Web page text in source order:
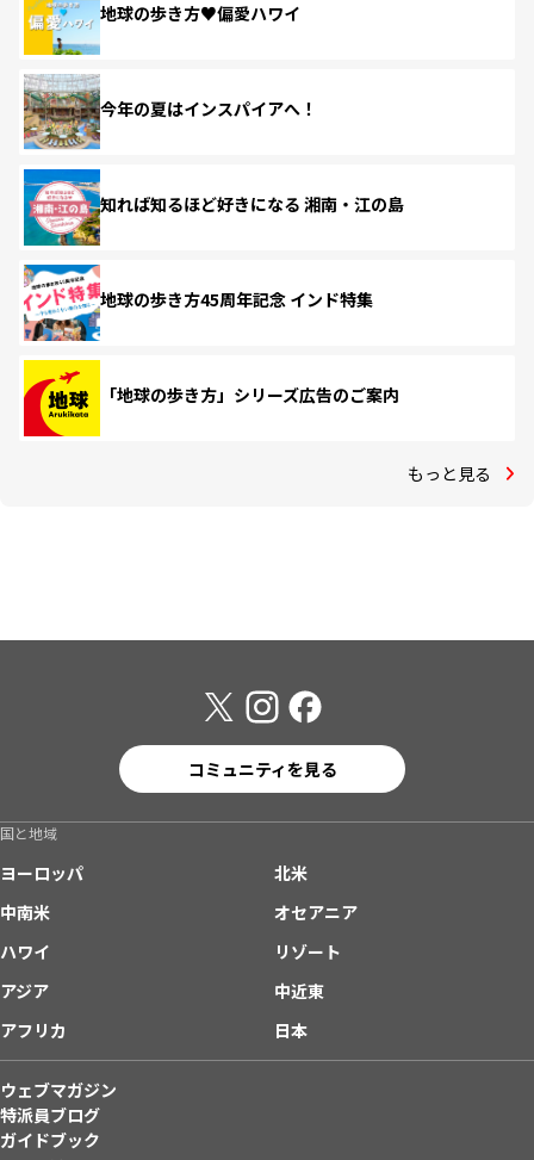
地球の歩き方♥偏愛ハワイ
今年の夏はインスパイアへ！
知れば知るほど好きになる 湘南・江の島
地球の歩き方45周年記念 インド特集
「地球の歩き方」シリーズ広告のご案内
もっと見る
コミュニティを見る
国と地域
ヨーロッパ
北米
中南米
オセアニア
ハワイ
リゾート
アジア
中近東
アフリカ
日本
ウェブマガジン
特派員ブログ
ガイドブック